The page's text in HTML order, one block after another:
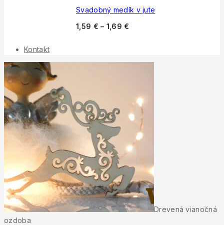
Svadobný medík v jute
1,59 € – 1,69 €
Kontakt
Drevená vianočná
ozdoba